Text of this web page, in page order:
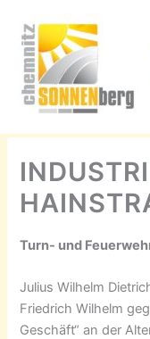
Inhalt
springen
Turn- und
Julius Wilhelm
Friedrich Wilhelm
Geschäft“ an der